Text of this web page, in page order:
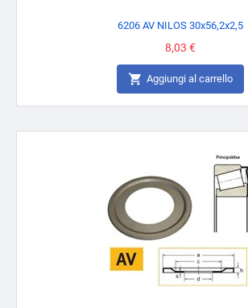
6206 AV NILOS 30x56,2x2,5
Prezzo
8,03 €
 Aggiungi al carrello